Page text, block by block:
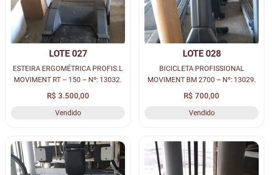
LOTE 027
ESTEIRA ERGOMÉTRICA PROFIS.L
MOVIMENT RT – 150 – Nº: 13032.
R$ 3.500,00
Vendido
LOTE 028
BICICLETA PROFISSIONAL
MOVIMENT BM 2700 – Nº: 13029.
R$ 700,00
Vendido